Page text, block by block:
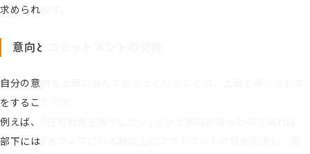
求められます。
意向とコミットメントの交換
自分の意向を上司に汲んでもらうということは、上司と新たな約束
をすることです。
例えば、「在宅勤務を増やしたい」という意向が通ったのであれば、
部下には「オフィスにいる時以上にアウトプットの質を担保し、周